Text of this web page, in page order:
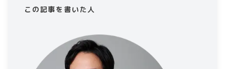
この記事を書いた人